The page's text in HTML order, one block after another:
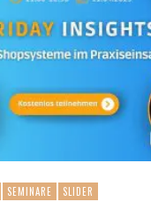
SEMINARE SLIDER